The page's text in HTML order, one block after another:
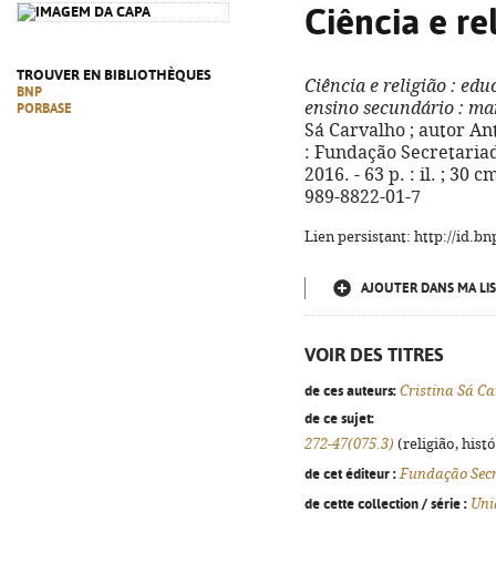
TROUVER EN BIBLIOTHÈQUES
BNP
PORBASE
Ciência e
Ciência e religião :
ensino secundário :
Sá Carvalho ; autor
: Fundação
2016. - 63 p. : il. ; 30
989-8822-01-7
Lien persistant: http://
AJOUTER DANS MA
VOIR DES TITRES
de ces auteurs: Cristina Sá
de ce sujet:
272-47(075.3) (religião,
de cet éditeur : Fundação
de cette collection / série :